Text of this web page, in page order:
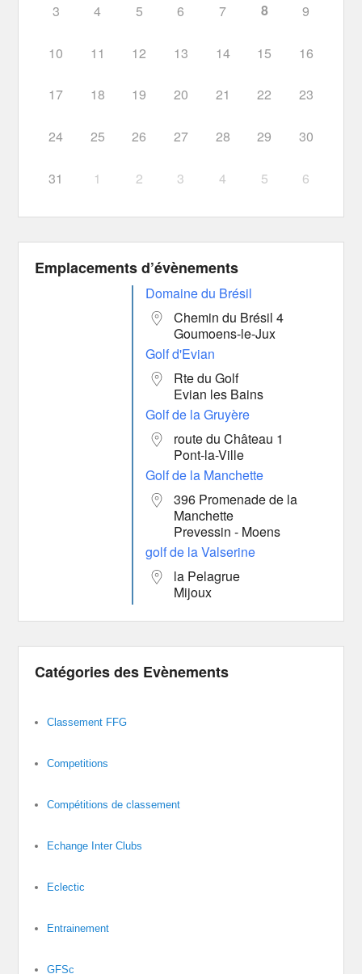
3 4 5 6 7 8 9
10 11 12 13 14 15 16
17 18 19 20 21 22 23
24 25 26 27 28 29 30
31 1 2 3 4 5 6
Emplacements d’évènements
Domaine du Brésil
Chemin du Brésil 4
Goumoens-le-Jux
Golf d'Evian
Rte du Golf
Evian les Bains
Golf de la Gruyère
route du Château 1
Pont-la-Ville
Golf de la Manchette
396 Promenade de la
Manchette
Prevessin - Moens
golf de la Valserine
la Pelagrue
Mijoux
Catégories des Evènements
Classement FFG
Competitions
Compétitions de classement
Echange Inter Clubs
Eclectic
Entrainement
GFSc